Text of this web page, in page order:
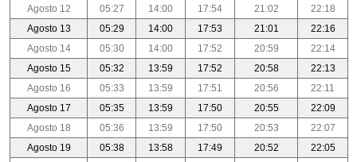
Agosto 12
05:27 14:00 17:54 21:02
22:18
Agosto 13
05:29 14:00 17:53 21:01
22:16
Agosto 14
05:30 14:00 17:52 20:59
22:14
Agosto 15
05:32 13:59 17:52 20:58
22:13
Agosto 16
05:33 13:59 17:51 20:56
22:11
Agosto 17
05:35 13:59 17:50 20:55
22:09
Agosto 18
05:36 13:59 17:50 20:53
22:07
Agosto 19
05:38 13:58 17:49 20:52
22:05